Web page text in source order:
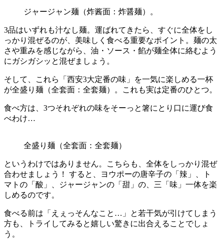
ジャージャン麺（炸酱面：炸醤麺）。
3品はいずれも汁なし麺。運ばれてきたら、すぐに全体をし
っかり混ぜるのが、美味しく食べる重要なポイント。麺の太
さや重みを感じながら、油・ソース・餡が麺全体に絡むよう
にガシガシッと混ぜましょう。
そして、これら「西安3大定番の味」を一気に楽しめる一杯
が全盛り麺（全套面：全套麺）。これも実は定番のひとつ。
食べ方は、3つそれぞれの味をそーっと箸にとり口に運び食
べわけ…
全盛り麺（全套面：全套麺）
というわけではありません。こちらも、全体をしっかり混ぜ
合わせましょう！ すると、ヨウポーの唐辛子の「辣」、ト
マトの「酸」、ジャージャンの「甜」の、三「味」一体を楽
しめるのです。
食べる前は「えぇっそんなこと…」と若干気が引けてしまう
方も、トライしてみると嬉しい驚きに出合えることでしょ
う。